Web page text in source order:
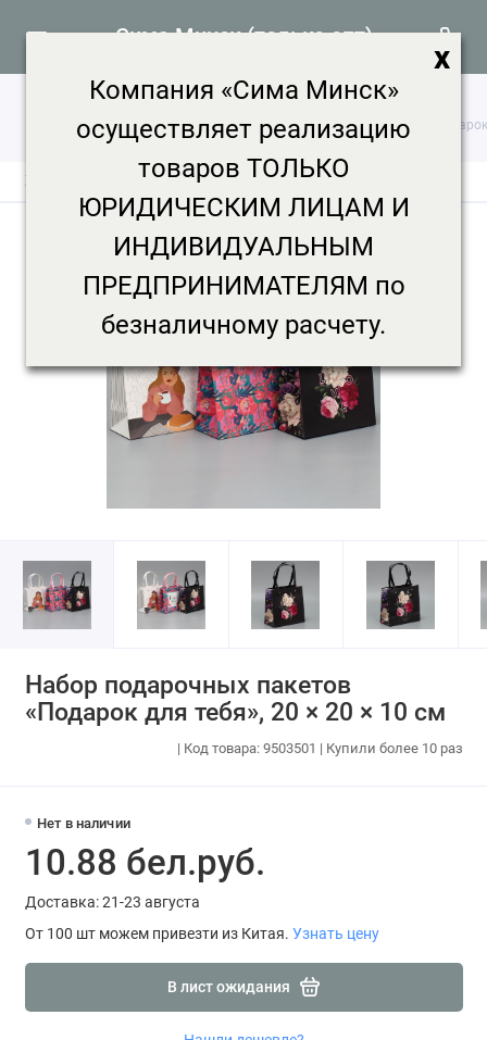
Сима Минск (только опт)
Создано в Сима-ленд Набор подарочных пакетов
Характеристики Отзывы
Набор подарочных пакетов
«Подарок для тебя», 20 × 20 × 10 см
| Код товара: 9503501 | Купили более 10 раз
Нет в наличии
10.88 бел.руб.
Доставка: 21-23 августа
От 100 шт можем привезти из Китая. Узнать цену
В лист ожидания
x
Компания «Сима Минск»
осуществляет реализацию
товаров ТОЛЬКО
ЮРИДИЧЕСКИМ ЛИЦАМ И
ИНДИВИДУАЛЬНЫМ
ПРЕДПРИНИМАТЕЛЯМ по
безналичному расчету.